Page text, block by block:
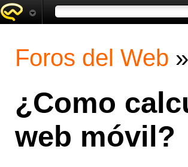
Foros del Web »
¿Como
web móvil?